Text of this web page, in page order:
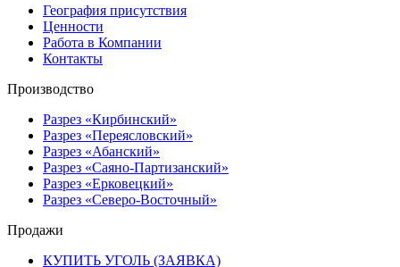
География присутствия
Ценности
Работа в Компании
Контакты
Производство
Разрез «Кирбинский»
Разрез «Переясловский»
Разрез «Абанский»
Разрез «Саяно-Партизанский»
Разрез «Ерковецкий»
Разрез «Северо-Восточный»
Продажи
КУПИТЬ УГОЛЬ (ЗАЯВКА)